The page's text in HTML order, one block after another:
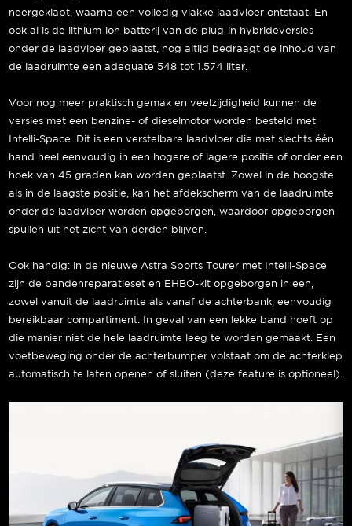
neergeklapt, waarna een volledig vlakke laadvloer ontstaat. En
ook al is de lithium-ion batterij van de plug-in hybrideversies
onder de laadvloer geplaatst, nog altijd bedraagt de inhoud van
de laadruimte een adequate 548 tot 1.574 liter.
Voor nog meer praktisch gemak en veelzijdigheid kunnen de
versies met een benzine- of dieselmotor worden besteld met
Intelli-Space. Dit is een verstelbare laadvloer die met slechts één
hand heel eenvoudig in een hogere of lagere positie of onder een
hoek van 45 graden kan worden geplaatst. Zowel in de hoogste
als in de laagste positie, kan het afdekscherm van de laadruimte
onder de laadvloer worden opgeborgen, waardoor opgeborgen
spullen uit het zicht van derden blijven.
Ook handig: in de nieuwe Astra Sports Tourer met Intelli-Space
zijn de bandenreparatieset en EHBO-kit opgeborgen in een,
zowel vanuit de laadruimte als vanaf de achterbank, eenvoudig
bereikbaar compartiment. In geval van een lekke band hoeft op
die manier niet de hele laadruimte leeg te worden gemaakt. Een
voetbeweging onder de achterbumper volstaat om de achterklep
automatisch te laten openen of sluiten (deze feature is optioneel).